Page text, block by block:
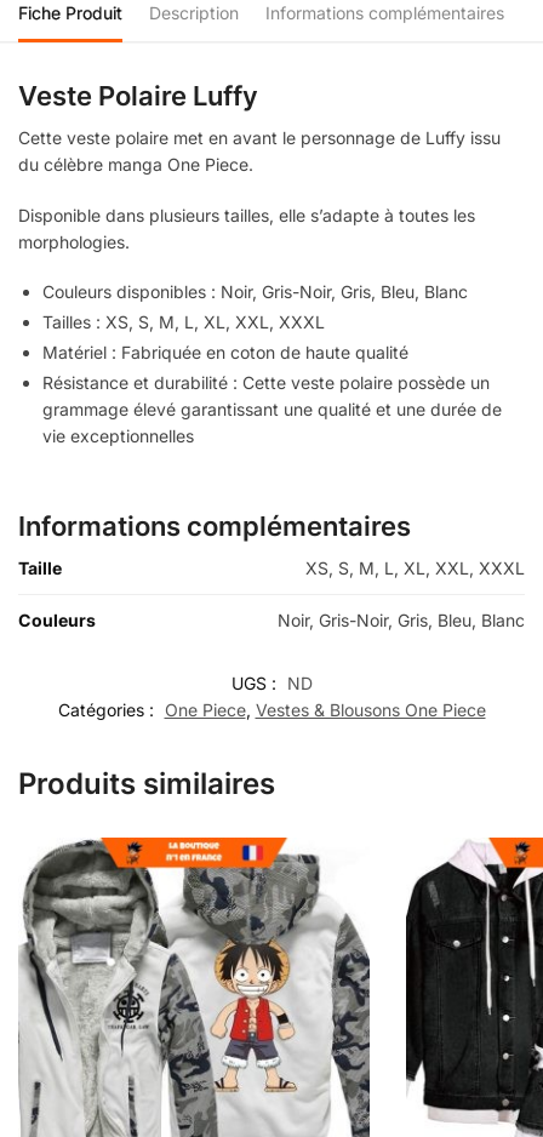
Fiche Produit Description Informations complémentaires
Veste Polaire Luffy
Cette veste polaire met en avant le personnage de Luffy issu
du célèbre manga One Piece.
Disponible dans plusieurs tailles, elle s’adapte à toutes les
morphologies.
Couleurs disponibles : Noir, Gris-Noir, Gris, Bleu, Blanc
Tailles : XS, S, M, L, XL, XXL, XXXL
Matériel : Fabriquée en coton de haute qualité
Résistance et durabilité : Cette veste polaire possède un
grammage élevé garantissant une qualité et une durée de
vie exceptionnelles
Informations complémentaires
Taille XS, S, M, L, XL, XXL, XXXL
Couleurs Noir, Gris-Noir, Gris, Bleu, Blanc
UGS :
ND
Catégories :
One Piece, Vestes & Blousons One Piece
Produits similaires